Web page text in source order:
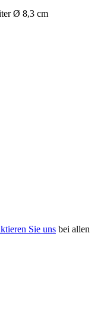
Ø 8,3 cm
Sie uns bei allen